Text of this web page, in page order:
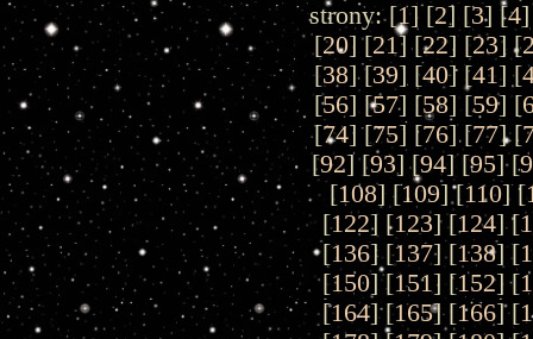
strony: [1] [2] [3] [4
[20] [21] [22] [23] [
[38] [39] [40] [41] [
[56] [57] [58] [59] [
[74] [75] [76] [77] [
[92] [93] [94] [95] [
[108] [109] [110] [
[122] [123] [124] [
[136] [137] [138] [
[150] [151] [152] [
[164] [165] [166] [